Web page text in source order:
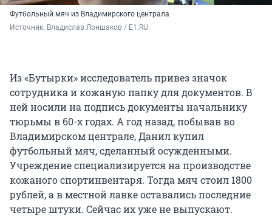
Футбольный мяч из Владимирского централа
Источник: Владислав Лоншаков / E1.RU
Из «Бутырки» исследователь привез значок
сотрудника и кожаную папку для документов. В
ней носили на подпись документы начальнику
тюрьмы в 60-х годах. А год назад, побывав во
Владимирском централе, Данил купил
футбольный мяч, сделанный осужденными.
Учреждение специализируется на производстве
кожаного спортинвентаря. Тогда мяч стоил 1800
рублей, а в местной лавке оставались последние
четыре штуки. Сейчас их уже не выпускают.